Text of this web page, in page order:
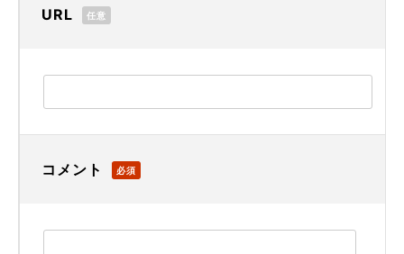
URL 任意
コメント 必須